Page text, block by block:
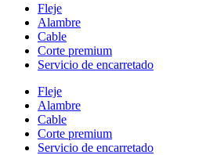
Fleje
Alambre
Cable
Corte premium
Servicio de encarretado
Fleje
Alambre
Cable
Corte premium
Servicio de encarretado